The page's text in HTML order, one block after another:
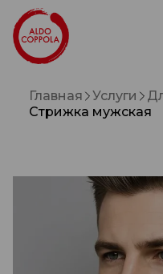
Главная Услуги
Стрижка мужская